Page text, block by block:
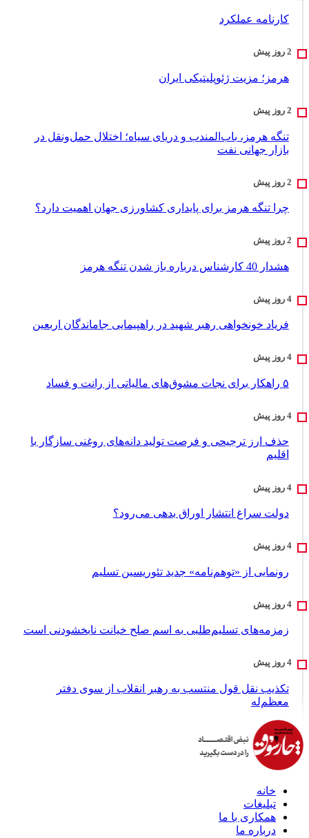
کارنامه عملکرد
هرمز؛ مزیت ژئوپلیتیکی ایران
تنگه هرمز، باب‌المندب و دریای سیاه؛ اختلال حمل‌ونقل در
بازار جهانی نفت
چرا تنگه هرمز برای پایداری کشاورزی جهان اهمیت دارد؟
هشدار 40 کارشناس درباره باز شدن تنگه هرمز
فریاد خونخواهی رهبر شهید در راهپیمایی جاماندگان اربعین
۵ راهکار برای نجات مشوق‌های مالیاتی از رانت و فساد
حذف ارز ترجیحی و فرصت تولید دانه‌های روغنی سازگار با
اقلیم
دولت سراغ انتشار اوراق بدهی می‌رود؟
رونمایی از «توهم‌نامه» جدید تئور‌یسین تسلیم
زمزمه‌های تسلیم‌طلبی به اسم صلح خیانت نابخشودنی است
تکذیب نقل قول منتسب به رهبر انقلاب از سوی دفتر
معظم‌له
خانه
تبلیغات
همکاری با ما
درباره ما